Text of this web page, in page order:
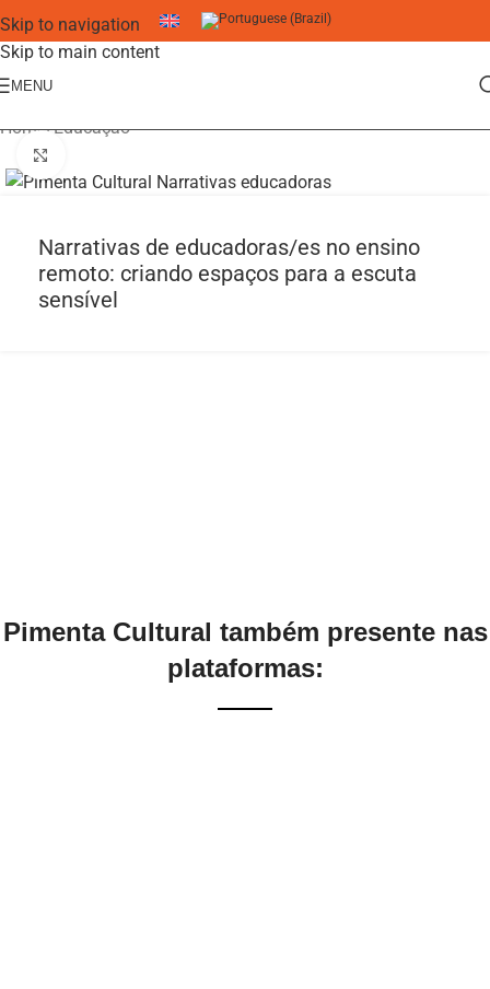
Skip to navigation
Skip to main content
MENU
Home/Educação
Narrativas de educadoras/es no ensino
remoto: criando espaços para a escuta
sensível
Pimenta Cultural também presente nas
plataformas: